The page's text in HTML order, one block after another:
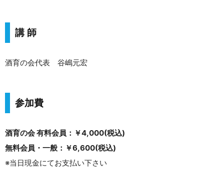
講 師
酒育の会代表 谷嶋元宏
参加費
酒育の会 有料会員：￥4,000(税込)
無料会員・一般：￥6,600(税込)
※当日現金にてお支払い下さい